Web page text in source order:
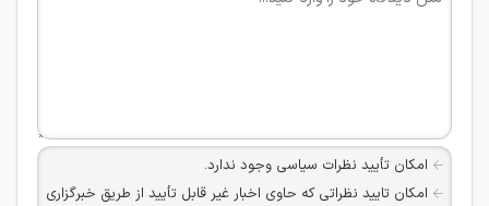
امکان تأیید نظرات سیاسی وجود ندارد.
امکان تایید نظراتی که حاوی اخبار غیر قابل تأیید از طریق خبرگزاری